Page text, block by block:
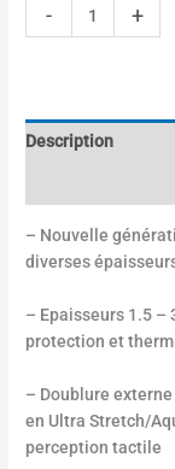
- +
Description
– Nouvelle
diverses
– Epaisseurs 1.5 –
protection et
– Doublure
en Ultra Stretch/
perception tactile